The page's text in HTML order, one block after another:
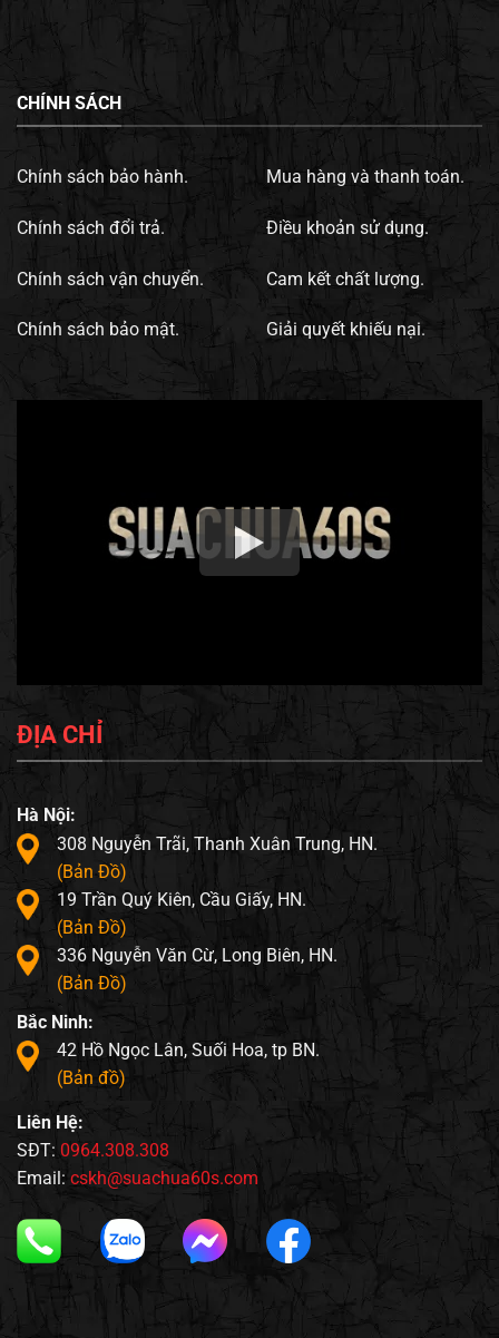
CHÍNH SÁCH
Chính sách bảo hành.
Chính sách đổi trả.
Chính sách vận chuyển.
Chính sách bảo mật.
Mua hàng và thanh toán.
Điều khoản sử dụng.
Cam kết chất lượng.
Giải quyết khiếu nại.
ĐỊA CHỈ
Hà Nội:
308 Nguyễn Trãi, Thanh Xuân Trung, HN.
(Bản Đồ)
19 Trần Quý Kiên, Cầu Giấy, HN.
(Bản Đồ)
336 Nguyễn Văn Cừ, Long Biên, HN.
(Bản Đồ)
Bắc Ninh:
42 Hồ Ngọc Lân, Suối Hoa, tp BN.
(Bản đồ)
Liên Hệ:
SĐT: 0964.308.308
Email: cskh@suachua60s.com